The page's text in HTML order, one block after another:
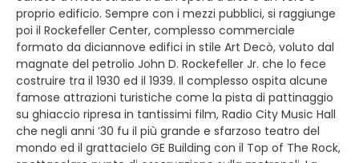
proprio edificio. Sempre con i mezzi pubblici, si raggiunge
poi il Rockefeller Center, complesso commerciale
formato da diciannove edifici in stile Art Decò, voluto dal
magnate del petrolio John D. Rockefeller Jr. che lo fece
costruire tra il 1930 ed il 1939. Il complesso ospita alcune
famose attrazioni turistiche come la pista di pattinaggio
su ghiaccio ripresa in tantissimi film, Radio City Music Hall
che negli anni ’30 fu il più grande e sfarzoso teatro del
mondo ed il grattacielo GE Building con il Top of The Rock,